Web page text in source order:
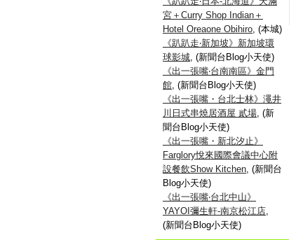
宮＋Curry Shop Indian＋
Hotel Oreaone Obihiro, (本城)
《趴趴走‧新加坡》新加坡環
球影城, (新聞台Blog小天使)
《出一張嘴‧台南南區》金門
館, (新聞台Blog小天使)
《出一張嘴・台北士林》澠井
川日式串燒居酒屋 貳場, (新
聞台Blog小天使)
《出一張嘴・新北汐止》
Farglory悅來國際會議中心附
設餐飲Show Kitchen, (新聞台
Blog小天使)
《出一張嘴‧台北中山》
YAYOI彌生軒-南京松江店,
(新聞台Blog小天使)